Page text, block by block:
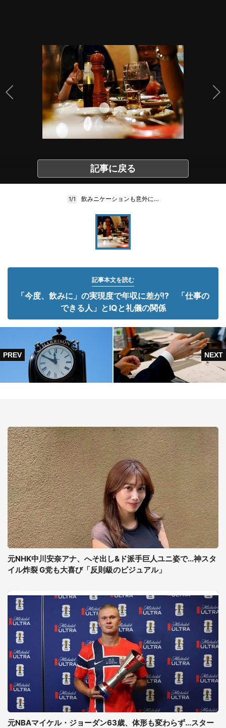
記事に戻る
1/1 飲みニケーションも意外に…
記事本文を読む
「今度、飲みに」の実現度で年収に差が!? 「仕事の
できる人」とIQと礼儀の関係
元NHK中川安奈アナ、へそ出し&ド派手巨人ユニ姿で...神スタ
イル炸裂 G党も大喜び「反則級のビジュアル」
元NBAマイケル・ジョーダン63歳、体形も変わらず...スター